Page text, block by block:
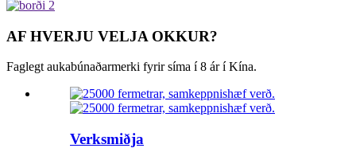
AF HVERJU VELJA OKKUR?
Faglegt aukabúnaðarmerki fyrir síma í 8 ár í Kína.
Verksmiðja